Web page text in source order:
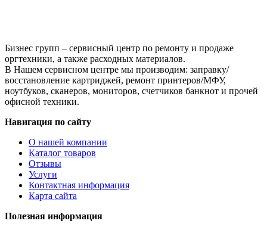
(013R00670),
Drum,
Bk,
80K
Бизнес групп – сервисный центр по ремонту и продаже
оргтехники, а также расходных материалов.
В Нашем сервисном центре мы производим: заправку/
восстановление картриджей, ремонт принтеров/МФУ,
ноутбуков, сканеров, мониторов, счетчиков банкнот и прочей
офисной техники.
Навигация по сайту
О нашей компании
Каталог товаров
Отзывы
Услуги
Контактная информация
Карта сайта
Полезная информация